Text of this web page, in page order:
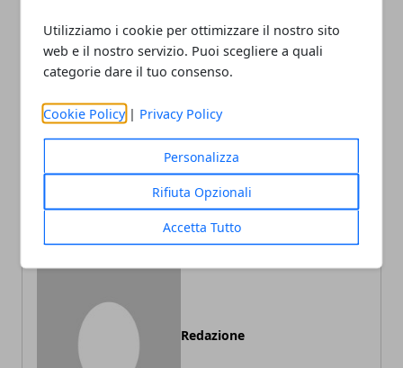
Utilizziamo i cookie per ottimizzare il nostro sito
web e il nostro servizio. Puoi scegliere a quali
categorie dare il tuo consenso.
Cookie Policy | Privacy Policy
Personalizza
Rifiuta Opzionali
Accetta Tutto
FacebookTwitterWhatsapp
Ecologia Italia. Il Gruppo
SANFAUSTINO abbraccia il
Aston Martin lancera' la
Cygnet elettrica nel 2013
Redazione